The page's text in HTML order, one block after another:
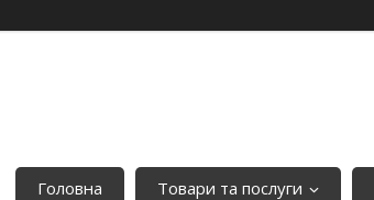
Головна Товари та послуги